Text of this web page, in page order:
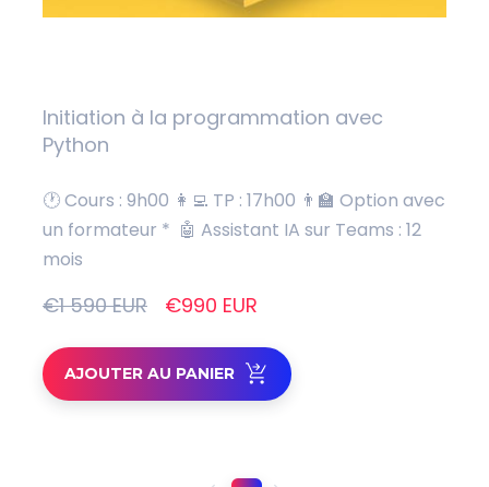
Initiation à la programmation avec
Python
🕐 Cours : 9h00 👩‍💻 TP : 17h00 👨‍🏫 Option avec
un formateur * 🤖 Assistant IA sur Teams : 12
mois
€1 590 EUR €990 EUR
AJOUTER AU PANIER